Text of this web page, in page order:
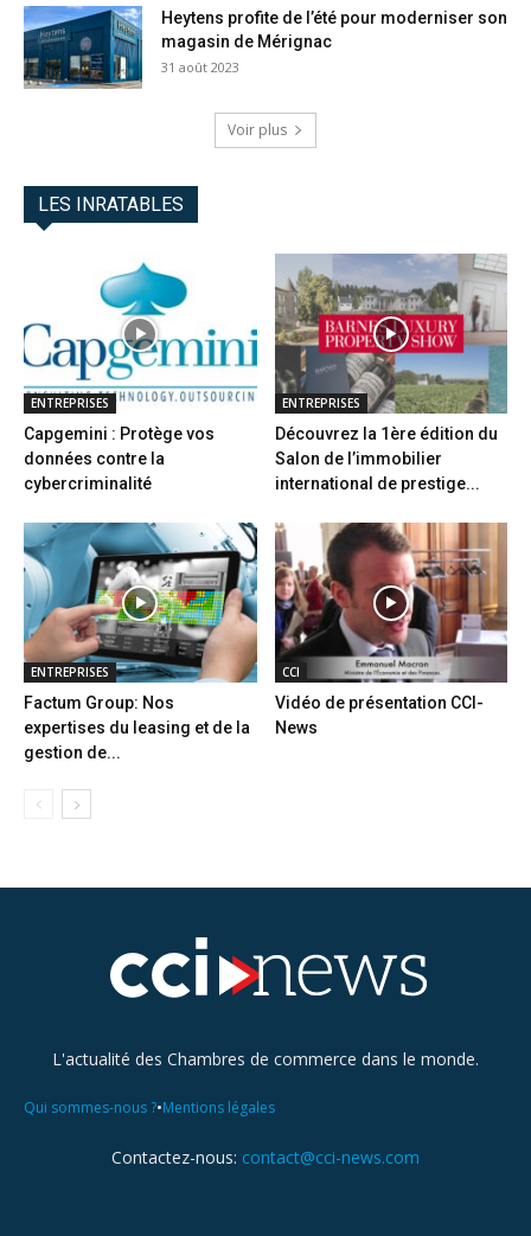
Heytens profite de l’été pour moderniser son
magasin de Mérignac
31 août 2023
Voir plus
LES INRATABLES
ENTREPRISES
Capgemini : Protège vos
données contre la
cybercriminalité
ENTREPRISES
Découvrez la 1ère édition du
Salon de l’immobilier
international de prestige...
ENTREPRISES
Factum Group: Nos
expertises du leasing et de la
gestion de...
CCI
Vidéo de présentation CCI-
News
L'actualité des Chambres de commerce dans le monde.
Qui sommes-nous ?•Mentions légales
Contactez-nous: contact@cci-news.com